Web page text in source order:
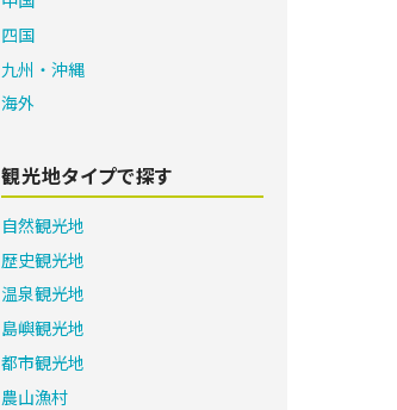
四国
九州・沖縄
海外
観光地タイプで探す
自然観光地
歴史観光地
温泉観光地
島嶼観光地
都市観光地
農山漁村